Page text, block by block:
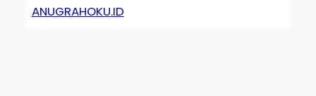
ANUGRAHOKU.ID